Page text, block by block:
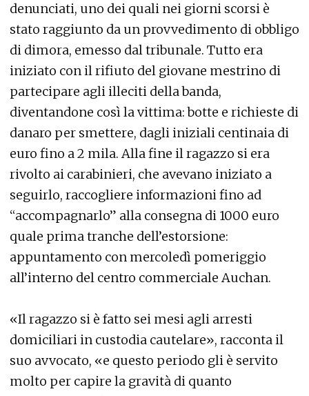
denunciati, uno dei quali nei giorni scorsi è
stato raggiunto da un provvedimento di obbligo
di dimora, emesso dal tribunale. Tutto era
iniziato con il rifiuto del giovane mestrino di
partecipare agli illeciti della banda,
diventandone così la vittima: botte e richieste di
danaro per smettere, dagli iniziali centinaia di
euro fino a 2 mila. Alla fine il ragazzo si era
rivolto ai carabinieri, che avevano iniziato a
seguirlo, raccogliere informazioni fino ad
“accompagnarlo” alla consegna di 1000 euro
quale prima tranche dell’estorsione:
appuntamento con mercoledì pomeriggio
all’interno del centro commerciale Auchan.
«Il ragazzo si è fatto sei mesi agli arresti
domiciliari in custodia cautelare», racconta il
suo avvocato, «e questo periodo gli è servito
molto per capire la gravità di quanto